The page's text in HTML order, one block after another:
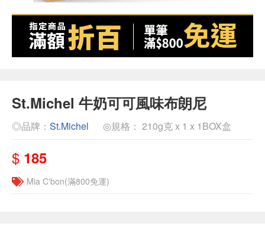
St.Michel 牛奶可可風味布朗尼
◎品牌： St.Michel ◎規格： 210g克 x 1 x 1BOX盒
$ 185
Mia C'bon(滿800免運)